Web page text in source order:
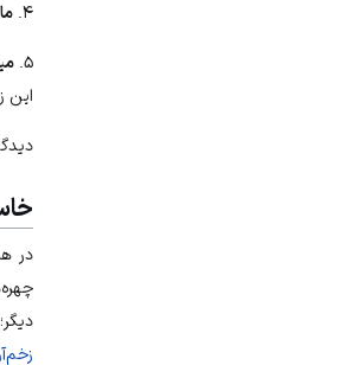
۴.
۵.
این
در